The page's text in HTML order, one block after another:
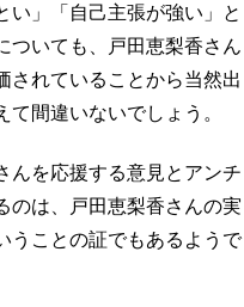
い」「自己主張が強い」と
ついても、戸田恵梨香さん
されていることから当然出
て間違いないでしょう。
んを応援する意見とアンチ
のは、戸田恵梨香さんの実
うことの証でもあるようで